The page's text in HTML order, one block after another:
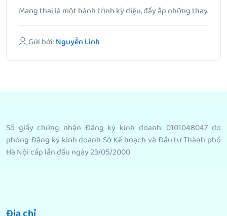
Mang thai là một hành trình kỳ diệu, đầy ắp những thay.
Gửi bởi:Nguyễn Linh
Số giấy chứng nhận Đăng ký kinh doanh: 0101048047 do
phòng Đăng ký kinh doanh Sở Kế hoạch và Đầu tư Thành phố
Hà Nội cấp lần đầu ngày 23/05/2000